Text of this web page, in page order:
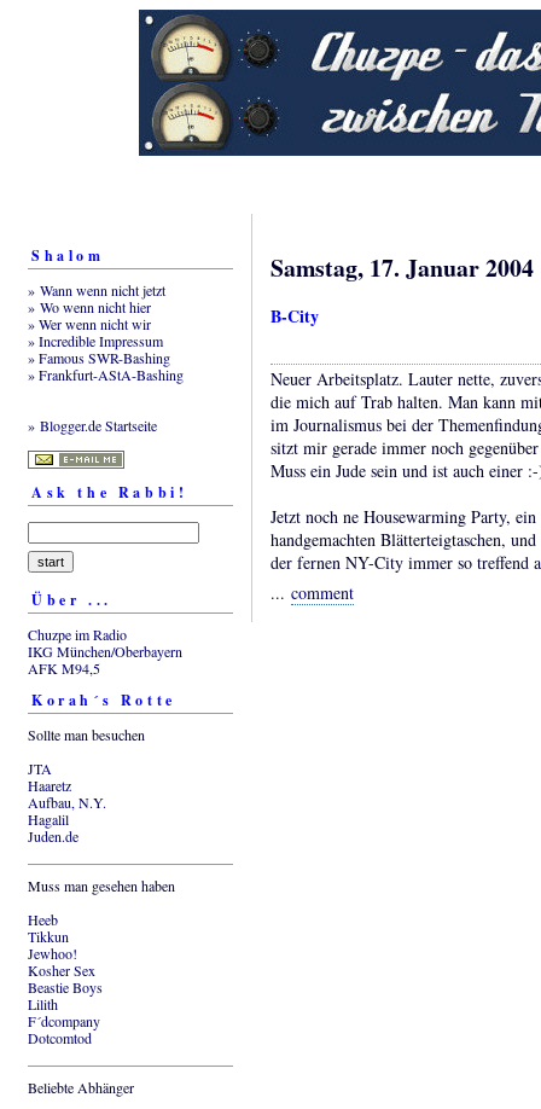
Shalom
» Wann wenn nicht jetzt
» Wo wenn nicht hier
» Wer wenn nicht wir
» Incredible Impressum
» Famous SWR-Bashing
» Frankfurt-AStA-Bashing
» Blogger.de Startseite
Ask the Rabbi!
Über ...
Chuzpe im Radio
IKG München/Oberbayern
AFK M94,5
Korah´s Rotte
Sollte man besuchen
JTA
Haaretz
Aufbau, N.Y.
Hagalil
Juden.de
Muss man gesehen haben
Heeb
Tikkun
Jewhoo!
Kosher Sex
Beastie Boys
Lilith
F´dcompany
Dotcomtod
Beliebte Abhänger
Samstag, 17. Januar 2004
B-City
Neuer Arbeitsplatz. Lauter nette,
die mich auf Trab halten. Man kann
im Journalismus bei der
sitzt mir gerade immer noch
Muss ein Jude sein und ist auch einer
Jetzt noch ne Housewarming Party,
handgemachten Blätterteigtaschen,
der fernen NY-City immer so treffend
... comment